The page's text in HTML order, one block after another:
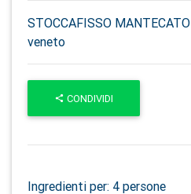
STOCCAFISSO MANTECATO
veneto
CONDIVIDI
Ingredienti per: 4 persone